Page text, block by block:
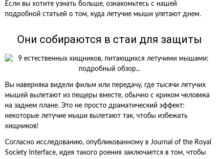
Если вы хотите узнать больше, ознакомьтесь с нашей
подробной статьей о том, куда летучие мыши улетают днем.
Они собираются в стаи для защиты
Вы наверняка видели фильм или передачу, где тысячи летучих
мышей вылетают из пещеры вместе, обычно с криком человека
на заднем плане. Это не просто драматический эффект:
некоторые летучие мыши вылетают так, чтобы избежать
хищников!
Согласно исследованию, опубликованному в Journal of the Royal
Society Interface, идея такого роения заключается в том, чтобы